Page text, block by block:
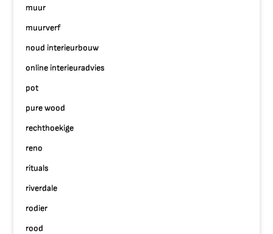
muur
muurverf
noud interieurbouw
online interieuradvies
pot
pure wood
rechthoekige
reno
rituals
riverdale
rodier
rood